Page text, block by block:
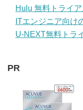
Hulu 無料トライ
ITエンジニア向け
U-NEXT無料トラ
PR